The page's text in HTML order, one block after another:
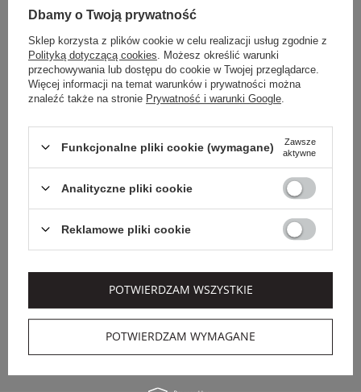
ELISABETTA FRANCHI
SPODNIE DAMSKIE
2 029,00 PLN
Dodatkowo -20% na kod
OUTLET20
EMPORIO ARMANI
SPODNIE DRESOWE
ARMANI
1 109,00 PLN
Dbamy o Twoją prywatność
Sklep korzysta z plików cookie w celu realizacji usług zgodnie z
Polityką dotyczącą cookies . Możesz określić warunki
przechowywania lub dostępu do cookie w Twojej przeglądarce.
Więcej informacji na temat warunków i prywatności można
znaleźć także na stronie Prywatność i warunki Google
Funkcjonalne pliki cookie (wymagane)
Zawsze
aktywne
Analityczne pliki cookie
Reklamowe pliki cookie
POTWIERDZAM WYMAGANE
POTWIERDZAM WSZYSTKIE